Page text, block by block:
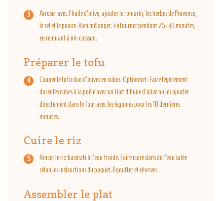
Arroser avec l'huile d'olive, ajouter le romarin, les herbes de Provence,
le sel et le poivre. Bien mélanger. Enfourner pendant 25-30 minutes,
en remuant à mi-cuisson.
Préparer le tofu
Couper le tofu duo d'olives en cubes. Optionnel : Faire légèrement
dorer les cubes à la poêle avec un filet d’huile d’olive ou les ajouter
directement dans le four avec les légumes pour les 10 dernières
minutes.
Cuire le riz
Rincer le riz basmati à l’eau froide. Faire cuire dans de l’eau salée
selon les instructions du paquet. Égoutter et réserver.
Assembler le plat